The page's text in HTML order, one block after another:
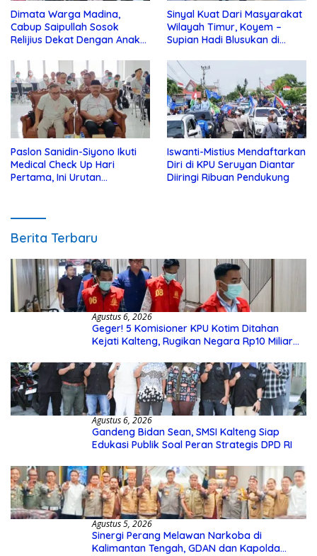
Dimata Warga Madina,
Cabup Saipullah Sosok
Relijius Dekat Dengan Anak
Sinyal Kuat Dari Masyarakat
Wilayah Timur, Koyem –
Supian Hadi Blusukan di
Paslon Sanidin-Siyono Ikuti
Medical Check Up Hari
Pertama, Ini Urutan
Iswanti-Mistius Mendaftarkan
Diri di KPU Seruyan Diantar
Diiringi Ribuan Pendukung
Berita Terbaru
Agustus 6, 2026
Geger! 5 Komisioner KPU Kotim Ditahan
Kejati Kalteng, Rugikan Negara Rp10 Miliar
Agustus 6, 2026
Gandeng Bidan Sean, SMSI Kalteng Siap
Edukasi Publik Soal Peran Strategis DPD RI
Agustus 5, 2026
Sinergi Perang Melawan Narkoba di
Kalimantan Tengah, GDAN dan Kapolda